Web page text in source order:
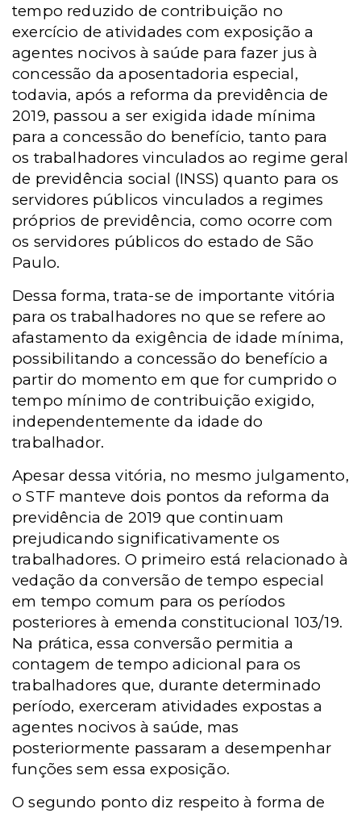
tempo reduzido de contribuição no
exercício de atividades com exposição a
agentes nocivos à saúde para fazer jus à
concessão da aposentadoria especial,
todavia, após a reforma da previdência de
2019, passou a ser exigida idade mínima
para a concessão do benefício, tanto para
os trabalhadores vinculados ao regime geral
de previdência social (INSS) quanto para os
servidores públicos vinculados a regimes
próprios de previdência, como ocorre com
os servidores públicos do estado de São
Paulo.
Dessa forma, trata-se de importante vitória
para os trabalhadores no que se refere ao
afastamento da exigência de idade mínima,
possibilitando a concessão do benefício a
partir do momento em que for cumprido o
tempo mínimo de contribuição exigido,
independentemente da idade do
trabalhador.
Apesar dessa vitória, no mesmo julgamento,
o STF manteve dois pontos da reforma da
previdência de 2019 que continuam
prejudicando significativamente os
trabalhadores. O primeiro está relacionado à
vedação da conversão de tempo especial
em tempo comum para os períodos
posteriores à emenda constitucional 103/19.
Na prática, essa conversão permitia a
contagem de tempo adicional para os
trabalhadores que, durante determinado
período, exerceram atividades expostas a
agentes nocivos à saúde, mas
posteriormente passaram a desempenhar
funções sem essa exposição.
O segundo ponto diz respeito à forma de